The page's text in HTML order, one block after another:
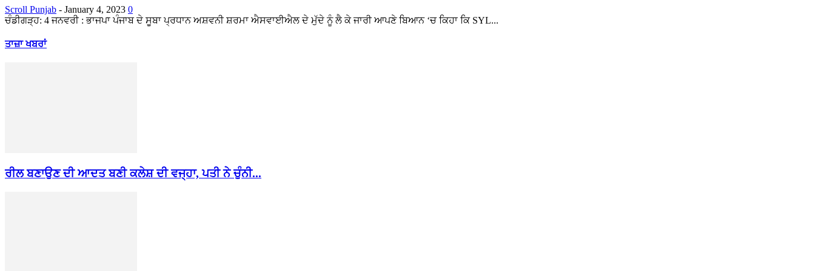
Scroll Punjab - January 4, 2023 0
ਚੰਡੀਗੜ੍ਹ: 4 ਜਨਵਰੀ : ਭਾਜਪਾ ਪੰਜਾਬ ਦੇ ਸੂਬਾ ਪ੍ਰਧਾਨ ਅਸ਼ਵਨੀ ਸ਼ਰਮਾ ਐਸਵਾਈਐਲ ਦੇ ਮੁੱਦੇ ਨੂੰ ਲੈ ਕੇ ਜਾਰੀ ਆਪਣੇ ਬਿਆਨ ‘ਚ ਕਿਹਾ ਕਿ SYL...
ਤਾਜ਼ਾ ਖਬਰਾਂ
ਰੀਲ ਬਣਾਉਣ ਦੀ ਆਦਤ ਬਣੀ ਕਲੇਸ਼ ਦੀ ਵਜ੍ਹਾ, ਪਤੀ ਨੇ ਚੁੰਨੀ...